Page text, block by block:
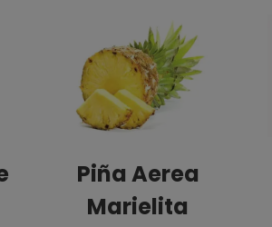
Piña Aerea
Marielita